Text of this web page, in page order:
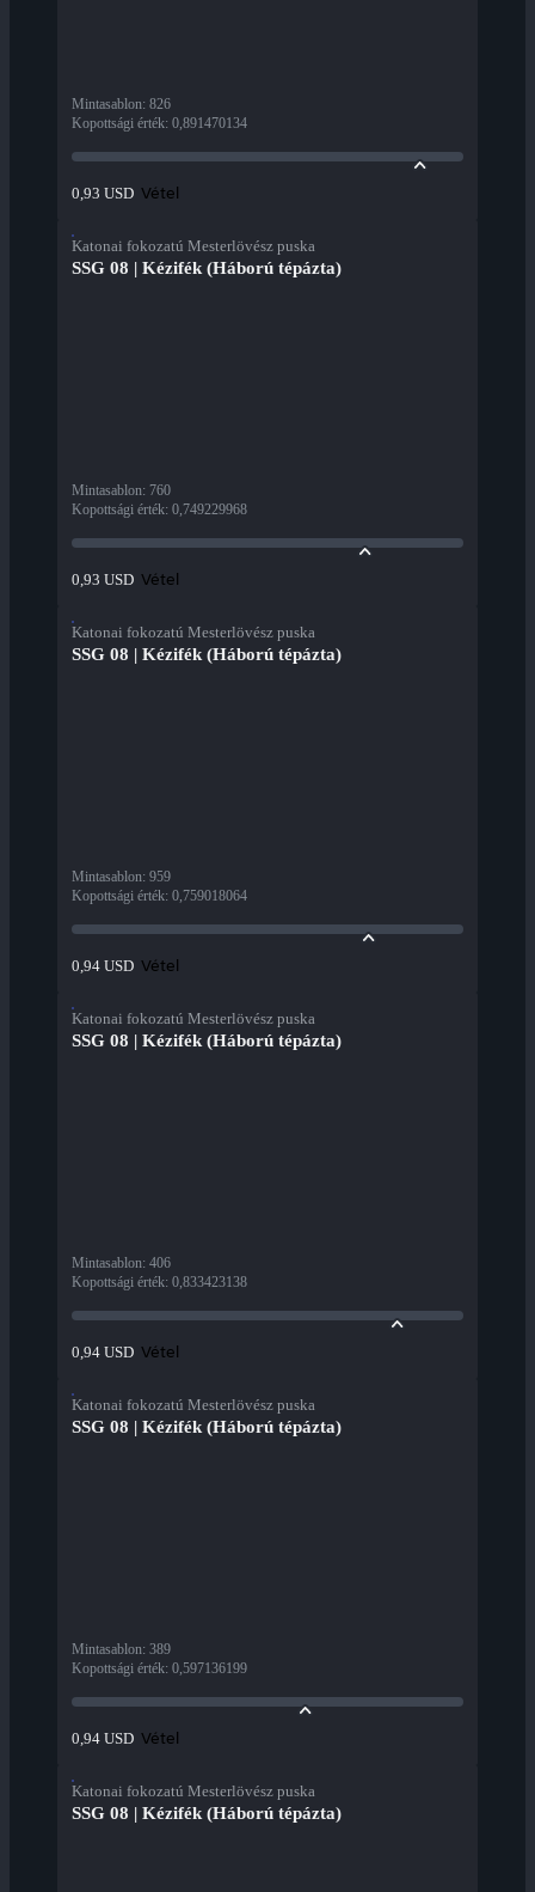
Mintasablon: 826
Kopottsági érték: 0,891470134
0,93 USD Vétel
Katonai fokozatú Mesterlövész puska
SSG 08 | Kézifék (Háború tépázta)
Mintasablon: 760
Kopottsági érték: 0,749229968
0,93 USD Vétel
Katonai fokozatú Mesterlövész puska
SSG 08 | Kézifék (Háború tépázta)
Mintasablon: 959
Kopottsági érték: 0,759018064
0,94 USD Vétel
Katonai fokozatú Mesterlövész puska
SSG 08 | Kézifék (Háború tépázta)
Mintasablon: 406
Kopottsági érték: 0,833423138
0,94 USD Vétel
Katonai fokozatú Mesterlövész puska
SSG 08 | Kézifék (Háború tépázta)
Mintasablon: 389
Kopottsági érték: 0,597136199
0,94 USD Vétel
Katonai fokozatú Mesterlövész puska
SSG 08 | Kézifék (Háború tépázta)